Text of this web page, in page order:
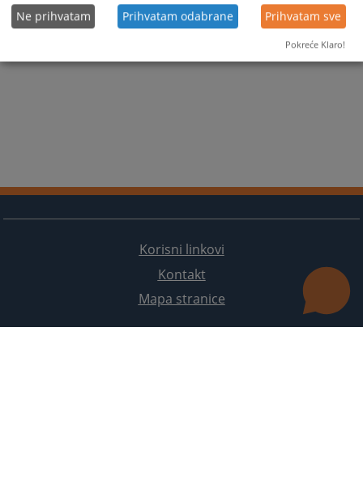
Odjeljenje za imenovanje i napredovanje
Odjeljenje za unapređenje efikasnosti i kvaliteta
Korisni linkovi
Kontakt
Mapa stranice
Ne prihvatam Prihvatam odabrane Prihvatam sve
Pokreće Klaro!